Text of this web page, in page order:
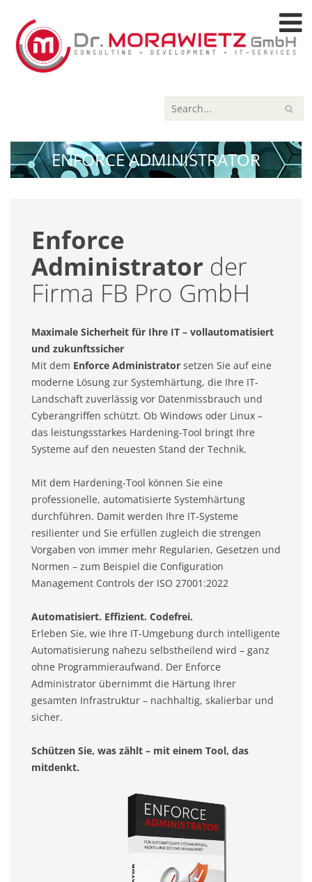
ENFORCE ADMINISTRATOR
Enforce
Administrator der
Firma FB Pro GmbH
Maximale Sicherheit für Ihre IT – vollautomatisiert
und zukunftssicher
Mit dem Enforce Administrator setzen Sie auf eine
moderne Lösung zur Systemhärtung, die Ihre IT-
Landschaft zuverlässig vor Datenmissbrauch und
Cyberangriffen schützt. Ob Windows oder Linux –
das leistungsstarkes Hardening-Tool bringt Ihre
Systeme auf den neuesten Stand der Technik.
Mit dem Hardening-Tool können Sie eine
professionelle, automatisierte Systemhärtung
durchführen. Damit werden Ihre IT-Systeme
resilienter und Sie erfüllen zugleich die strengen
Vorgaben von immer mehr Regularien, Gesetzen und
Normen – zum Beispiel die Configuration
Management Controls der ISO 27001:2022
Automatisiert. Effizient. Codefrei.
Erleben Sie, wie Ihre IT-Umgebung durch intelligente
Automatisierung nahezu selbstheilend wird – ganz
ohne Programmieraufwand. Der Enforce
Administrator übernimmt die Härtung Ihrer
gesamten Infrastruktur – nachhaltig, skalierbar und
sicher.
Schützen Sie, was zählt – mit einem Tool, das
mitdenkt.